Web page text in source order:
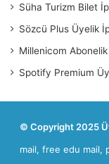
Süha Turizm Bilet
Sözcü Plus Üyelik
Millenicom
Spotify Premium
© Copyright 2025
mail, free edu mail,